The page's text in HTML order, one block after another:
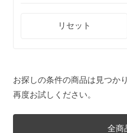
リセット
お探しの条件の商品は見つか
再度お試しください。
全商